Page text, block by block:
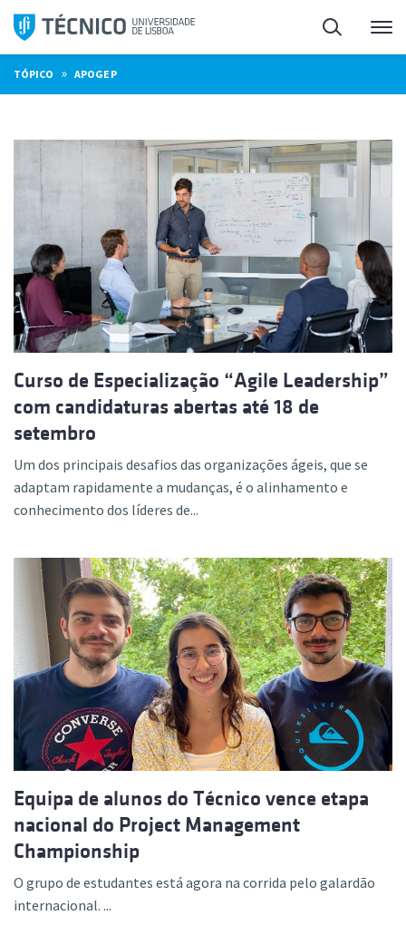
Saltar
para
o
conteúdo
Pesquisa
TÓPICO » APOGEP
Curso de Especialização “Agile Leadership”
com candidaturas abertas até 18 de
setembro
Um dos principais desafios das organizações ágeis, que se
adaptam rapidamente a mudanças, é o alinhamento e
conhecimento dos líderes de...
Equipa de alunos do Técnico vence etapa
nacional do Project Management
Championship
O grupo de estudantes está agora na corrida pelo galardão
internacional. ...